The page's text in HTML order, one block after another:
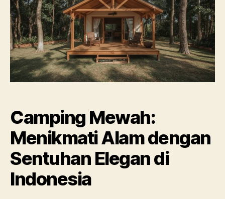
Camping Mewah:
Menikmati Alam dengan
Sentuhan Elegan di
Indonesia